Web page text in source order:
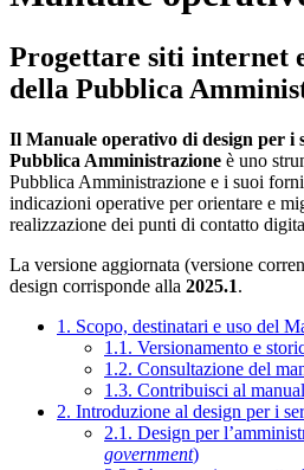
Progettare siti internet
della Pubblica
Il Manuale operativo di design per i
Pubblica Amministrazione è uno
Pubblica Amministrazione e i suoi
indicazioni operative per orientare e
realizzazione dei punti di contatto
La versione aggiornata (versione
design corrisponde alla 2025.1.
1. Scopo, destinatari e uso del
1.1. Versionamento e
1.2. Consultazione del
1.3. Contribuisci al
2. Introduzione al design per i
2.1. Design per
government)